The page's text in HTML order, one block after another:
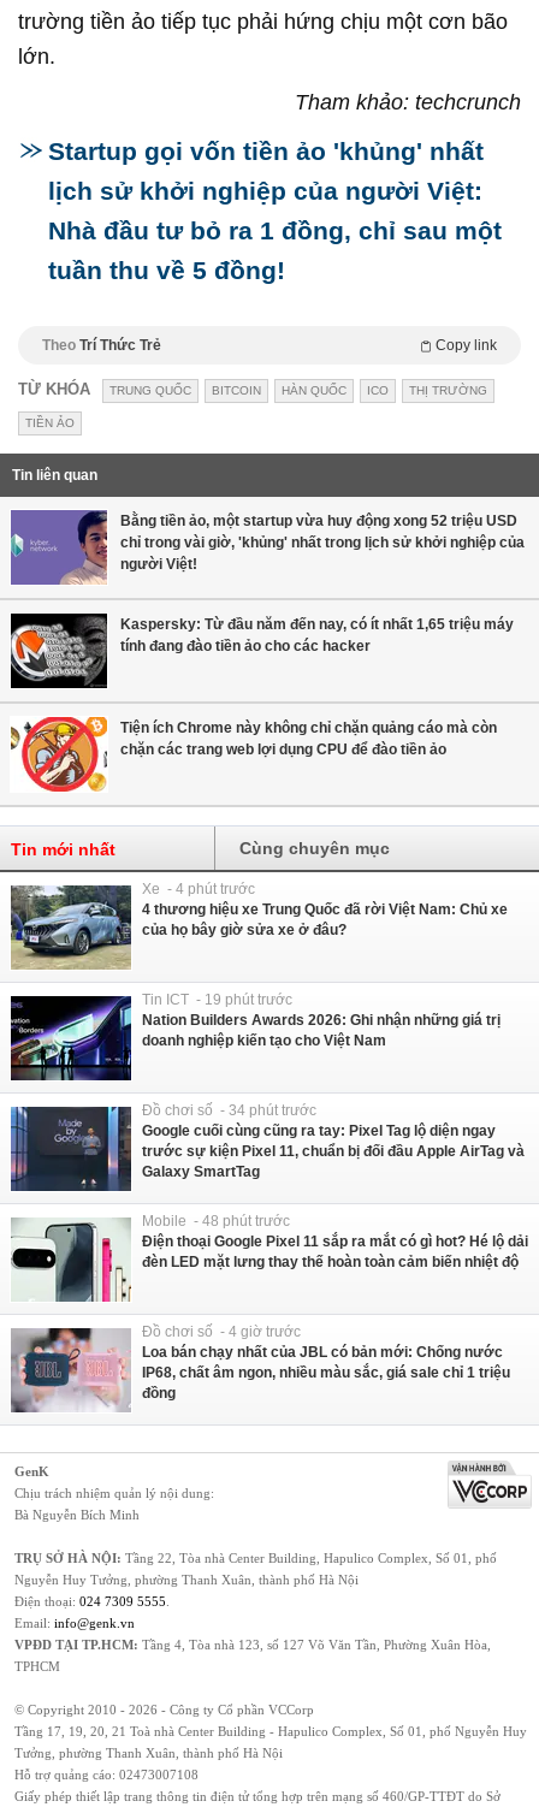
trường tiền ảo tiếp tục phải hứng chịu một cơn bão
lớn.
Tham khảo: techcrunch
Startup gọi vốn tiền ảo 'khủng' nhất
lịch sử khởi nghiệp của người Việt:
Nhà đầu tư bỏ ra 1 đồng, chỉ sau một
tuần thu về 5 đồng!
Theo Trí Thức Trẻ Copy link
TỪ KHÓA TRUNG QUỐC BITCOIN HÀN QUỐC ICO THỊ TRƯỜNG
TIỀN ẢO
Tin liên quan
Bằng tiền ảo, một startup vừa huy động xong 52 triệu USD
chỉ trong vài giờ, 'khủng' nhất trong lịch sử khởi nghiệp của
người Việt!
Kaspersky: Từ đầu năm đến nay, có ít nhất 1,65 triệu máy
tính đang đào tiền ảo cho các hacker
Tiện ích Chrome này không chỉ chặn quảng cáo mà còn
chặn các trang web lợi dụng CPU để đào tiền ảo
Tin mới nhất Cùng chuyên mục
Xe - 4 phút trước
4 thương hiệu xe Trung Quốc đã rời Việt Nam: Chủ xe
của họ bây giờ sửa xe ở đâu?
Tin ICT - 19 phút trước
Nation Builders Awards 2026: Ghi nhận những giá trị
doanh nghiệp kiến tạo cho Việt Nam
Đồ chơi số - 34 phút trước
Google cuối cùng cũng ra tay: Pixel Tag lộ diện ngay
trước sự kiện Pixel 11, chuẩn bị đối đầu Apple AirTag và
Galaxy SmartTag
Mobile - 48 phút trước
Điện thoại Google Pixel 11 sắp ra mắt có gì hot? Hé lộ dải
đèn LED mặt lưng thay thế hoàn toàn cảm biến nhiệt độ
Đồ chơi số - 4 giờ trước
Loa bán chạy nhất của JBL có bản mới: Chống nước
IP68, chất âm ngon, nhiều màu sắc, giá sale chỉ 1 triệu
đồng
GenK
Chịu trách nhiệm quản lý nội dung:
Bà Nguyễn Bích Minh
TRỤ SỞ HÀ NỘI: Tầng 22, Tòa nhà Center Building, Hapulico Complex, Số 01, phố
Nguyễn Huy Tưởng, phường Thanh Xuân, thành phố Hà Nội
Điện thoại: 024 7309 5555
Email: info@genk.vn
VPĐD TẠI TP.HCM: Tầng 4, Tòa nhà 123, số 127 Võ Văn Tần, Phường Xuân Hòa,
TPHCM
© Copyright 2010 - 2026 - Công ty Cổ phần VCCorp
Tầng 17, 19, 20, 21 Toà nhà Center Building - Hapulico Complex, Số 01, phố Nguyễn Huy
Tưởng, phường Thanh Xuân, thành phố Hà Nội
Hỗ trợ quảng cáo: 02473007108
Giấy phép thiết lập trang thông tin điện tử tổng hợp trên mạng số 460/GP-TTĐT do Sở